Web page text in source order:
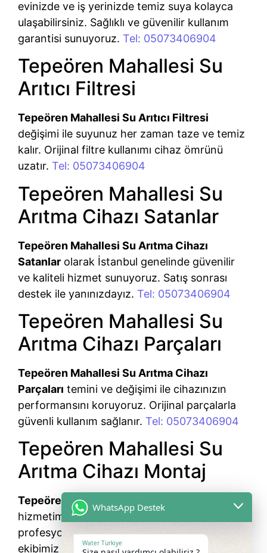
evinizde ve iş yerinizde temiz suya kolayca
ulaşabilirsiniz. Sağlıklı ve güvenilir kullanım
garantisi sunuyoruz. Tel: 05073406904
Tepeören Mahallesi Su
Arıtıcı Filtresi
Tepeören Mahallesi Su Arıtıcı Filtresi
değişimi ile suyunuz her zaman taze ve temiz
kalır. Orijinal filtre kullanımı cihaz ömrünü
uzatır. Tel: 05073406904
Tepeören Mahallesi Su
Arıtma Cihazı Satanlar
Tepeören Mahallesi Su Arıtma Cihazı
Satanlar olarak İstanbul genelinde güvenilir
ve kaliteli hizmet sunuyoruz. Satış sonrası
destek ile yanınızdayız. Tel: 05073406904
Tepeören Mahallesi Su
Arıtma Cihazı Parçaları
Tepeören Mahallesi Su Arıtma Cihazı
Parçaları temini ve değişimi ile cihazınızın
performansını koruyoruz. Orijinal parçalarla
güvenli kullanım sağlanır. Tel: 05073406904
Tepeören Mahallesi Su
Arıtma Cihazı Montaj
Tepeören Mahallesi Su Arıtma Cihazı Montaj
hizmetimiz ile cihazınız kısa sürede
profesyonel şekilde kurulmaktadır. Uzman
ekibimiz yanınızda.Tel: 05073406904
WhatsApp Destek
Water Türkiye